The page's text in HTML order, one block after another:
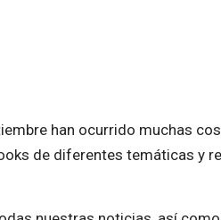
han ocurrido muchas
de diferentes temáticas y